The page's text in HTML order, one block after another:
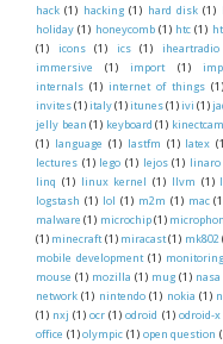
hack (1) hacking (1) hard disk (1)
holiday (1) honeycomb (1) htc (1)
(1)
icons (1) ics (1) iheartradio
immersive
(1) import (1)
internals (1) internet of things (1)
invites(1) italy(1) itunes(1) ivi (1)
jelly bean (1) keyboard (1) kinectcam
(1) language (1) lastfm (1) latex
lectures (1) lego (1) lejos (1) linaro
linq (1) linux kernel (1) llvm (1)
logstash (1) lol (1) m2m (1) mac
malware (1) microchip (1)
(1) minecraft (1) miracast (1) mk802
mobile development (1) monitoring
mouse (1) mozilla (1) mug (1) nasa
network (1) nintendo (1) nokia (1)
(1) nxj (1) ocr (1) odroid (1) odroid-x
office (1) olympic (1) open question